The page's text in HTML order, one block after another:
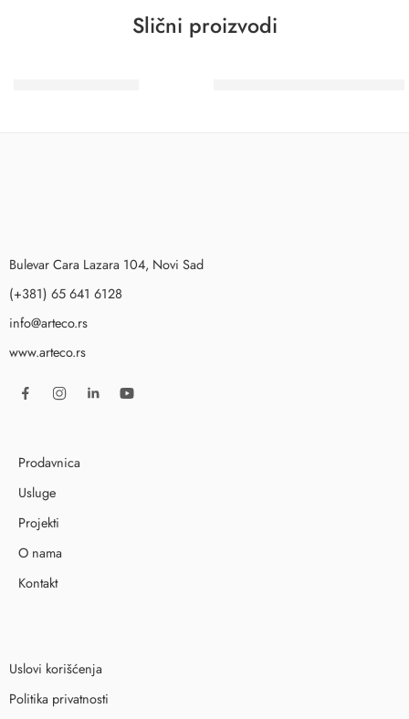
Slični proizvodi
Bulevar Cara Lazara 104, Novi Sad
(+381) 65 641 6128
info@arteco.rs
www.arteco.rs
Prodavnica
Usluge
Projekti
O nama
Kontakt
Uslovi korišćenja
Politika privatnosti